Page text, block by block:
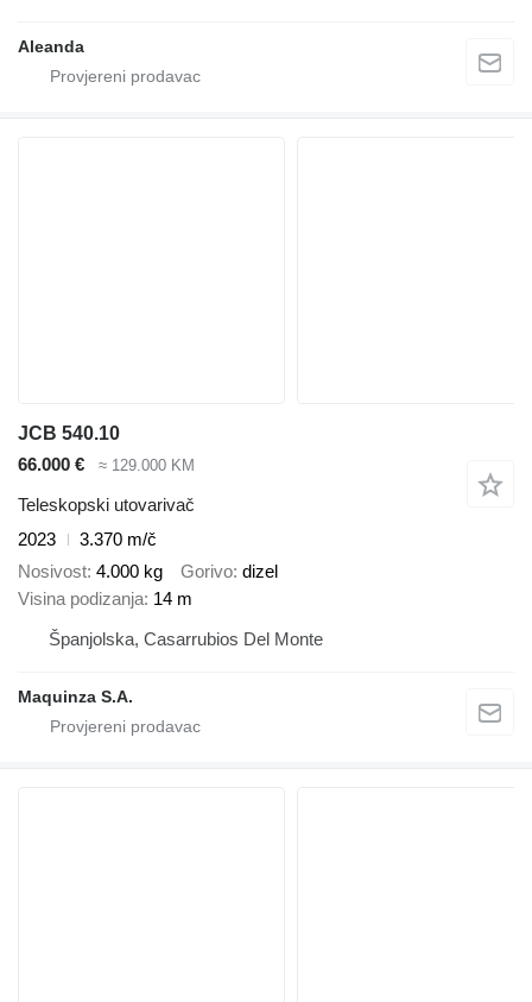
Aleanda
JCB 540.10
66.000 €
≈ 129.000 KM
Teleskopski utovarivač
2023
3.370 m/č
Nosivost 4.000 kg Gorivo dizel
Visina podizanja 14 m
Španjolska, Casarrubios Del Monte
Maquinza S.A.